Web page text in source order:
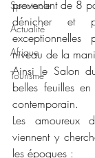
Spectacle
Actualité
Afrique
Tourisme
provenant de 8
dénicher et
niveau de la
Ainsi le Salon
belles feuilles
contemporain.
Les amoureux
viennent y
les époques :